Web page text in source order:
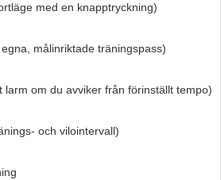
med en knapptryckning)
målinriktade träningspass)
larm om du avviker från förinställt tempo)
och vilointervall)